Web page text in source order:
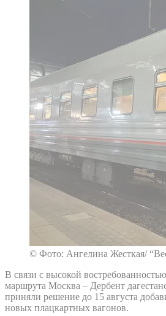
© Фото: Ангелина Жесткая/
В связи с высокой
маршрута Москва – Дербент
приняли решение до 15 августа
новых плацкартных вагонов.